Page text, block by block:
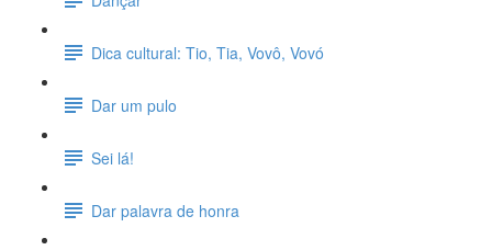
Dica cultural: Tio, Tia, Vovô, Vovó
Dar um pulo
Sei lá!
Dar palavra de honra